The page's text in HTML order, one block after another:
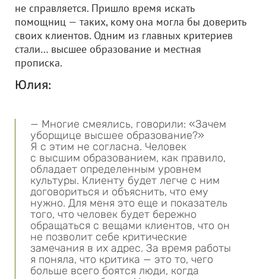
не справляется. Пришло время искать
помощниц — таких, кому она могла бы доверить
своих клиентов. Одним из главных критериев
стали… высшее образование и местная
прописка.
Юлия:
— Многие смеялись, говорили: «Зачем
уборщице высшее образование?»
Я с этим не согласна. Человек
с высшим образованием, как правило,
обладает определенным уровнем
культуры. Клиенту будет легче с ним
договориться и объяснить, что ему
нужно. Для меня это еще и показатель
того, что человек будет бережно
обращаться с вещами клиентов, что он
не позволит себе критические
замечания в их адрес. За время работы
я поняла, что критика — это то, чего
больше всего боятся люди, когда